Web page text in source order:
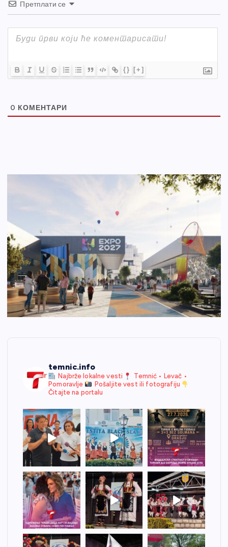
Претплати се
{} [+]
0 КОМЕНТАРИ
temnic.info
Najbrže lokalne vesti
Temnić • Levač •
Pomoravlje
Pošaljite vest ili fotografiju
Čitajte na portalu